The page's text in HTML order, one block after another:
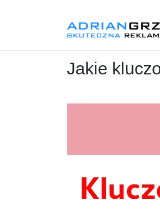
Jakie